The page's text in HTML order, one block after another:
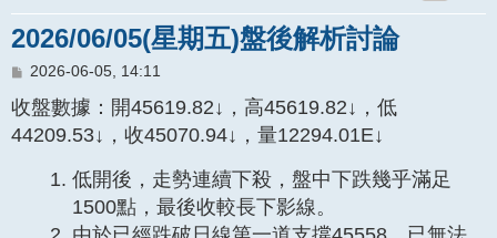
2026/06/05(星期五)盤後解析討論
文
2026-06-05, 14:11
收盤數據：開45619.82↓，高45619.82↓，低
44209.53↓，收45070.94↓，量12294.01E↓
低開後，走勢連續下殺，盤中下跌幾乎滿足
1500點，最後收較長下影線。